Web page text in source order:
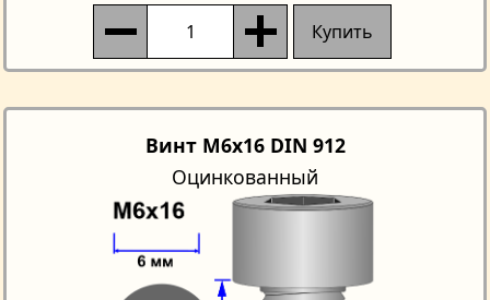
Купить
Винт M6x16 DIN 912
Оцинкованный